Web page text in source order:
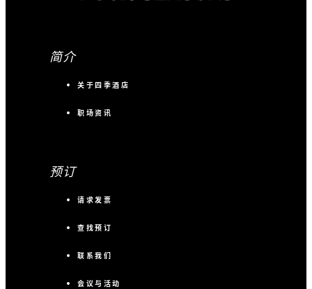
简介
关于四季酒店
职场资讯
预订
请求发票
查找预订
联系我们
会议与活动